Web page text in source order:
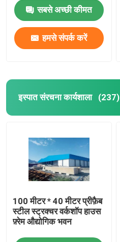
सबसे अच्छी कीमत
हमसे संपर्क करें
इस्पात संरचना कार्यशाला (237)
100 मीटर * 40 मीटर प्रीफ़ैब
स्टील स्ट्रक्चर वर्कशॉप हाउस
फ़्रेम औद्योगिक भवन